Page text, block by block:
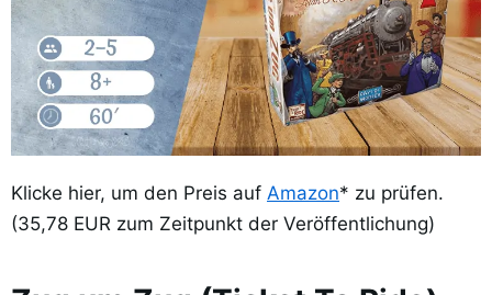
Klicke hier, um den Preis auf Amazon* zu prüfen.
(35,78 EUR zum Zeitpunkt der Veröffentlichung)